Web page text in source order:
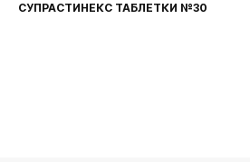
ФАРИНГОСЕПТ ТАБЛЕТКИ №20